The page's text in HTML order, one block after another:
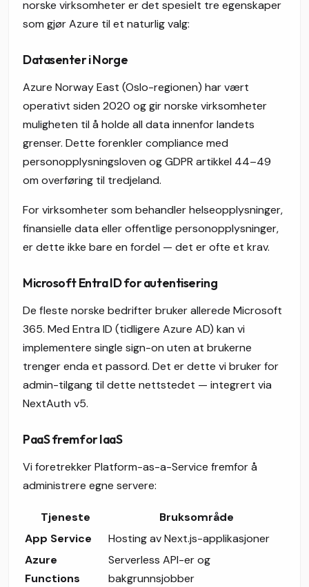
norske virksomheter er det spesielt tre egenskaper
som gjør Azure til et naturlig valg:
Datasenter i Norge
Azure Norway East (Oslo-regionen) har vært
operativt siden 2020 og gir norske virksomheter
muligheten til å holde all data innenfor landets
grenser. Dette forenkler compliance med
personopplysningsloven og GDPR artikkel 44–49
om overføring til tredjeland.
For virksomheter som behandler helseopplysninger,
finansielle data eller offentlige personopplysninger,
er dette ikke bare en fordel — det er ofte et krav.
Microsoft Entra ID for autentisering
De fleste norske bedrifter bruker allerede Microsoft
365. Med Entra ID (tidligere Azure AD) kan vi
implementere single sign-on uten at brukerne
trenger enda et passord. Det er dette vi bruker for
admin-tilgang til dette nettstedet — integrert via
NextAuth v5.
PaaS fremfor IaaS
Vi foretrekker Platform-as-a-Service fremfor å
administrere egne servere:
Tjeneste
Bruksområde
App Service
Hosting av Next.js-applikasjoner
Azure
Functions
Serverless API-er og
bakgrunnsjobber